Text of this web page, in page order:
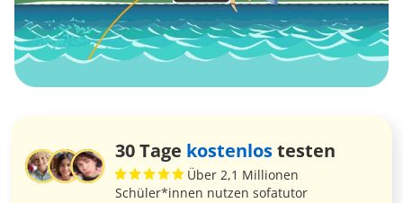
30 Tage kostenlostesten
Über 2,1 Millionen
Schüler*innen nutzen sofatutor